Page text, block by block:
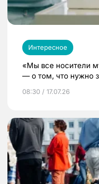
Интересное
«Мы все носители
— о том, что нужно
08:30 / 17.07.26